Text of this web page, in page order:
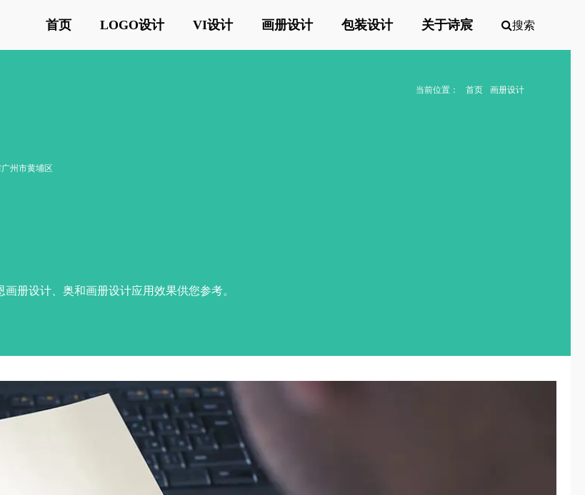
首页 LOGO设计 VI设计 画册设计 包装设计 关于诗宸 搜索
当前位置： 首页
画册设计
州市黄埔区
册设计、奥和画册设计应用效果供您参考。